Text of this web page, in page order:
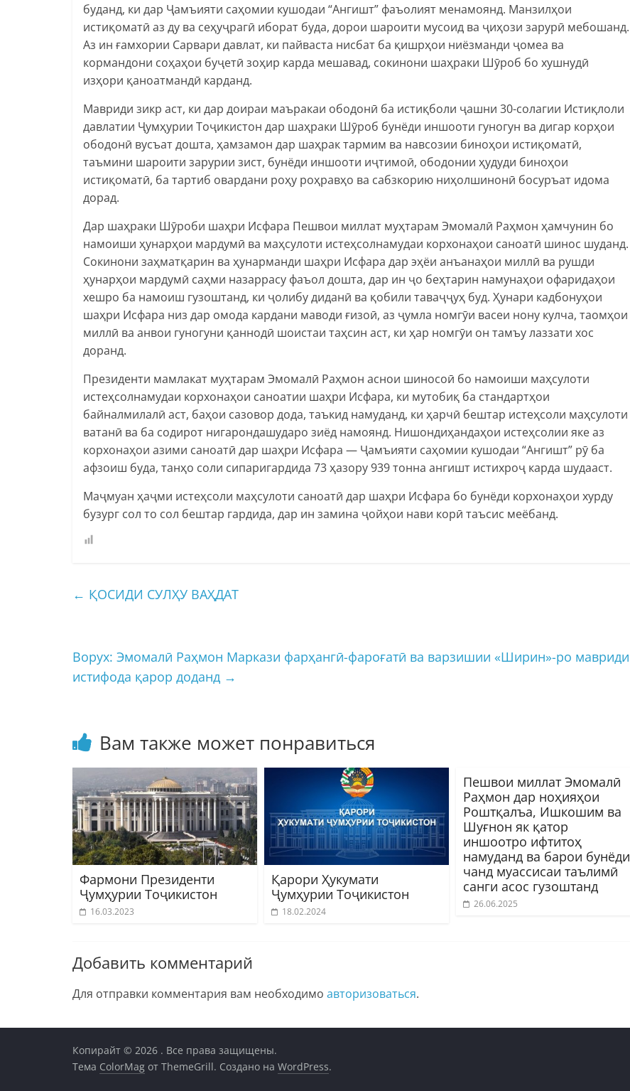
буданд, ки дар Ҷамъияти саҳомии кушодаи “Ангишт” фаъолият менамоянд. Манзилҳои
истиқоматӣ аз ду ва сеҳуҷрагӣ иборат буда, дорои шароити мусоид ва ҷиҳози зарурӣ мебошанд.
Аз ин ғамхории Сарвари давлат, ки пайваста нисбат ба қишрҳои ниёзманди ҷомеа ва
кормандони соҳаҳои буҷетӣ зоҳир карда мешавад, сокинони шаҳраки Шӯроб бо хушнудӣ
изҳори қаноатмандӣ карданд.
Мавриди зикр аст, ки дар доираи маъракаи ободонӣ ба истиқболи ҷашни 30-солагии Истиқлоли
давлатии Ҷумҳурии Тоҷикистон дар шаҳраки Шӯроб бунёди иншооти гуногун ва дигар корҳои
ободонӣ вусъат дошта, ҳамзамон дар шаҳрак тармим ва навсозии биноҳои истиқоматӣ,
таъмини шароити зарурии зист, бунёди иншооти иҷтимоӣ, ободонии ҳудуди биноҳои
истиқоматӣ, ба тартиб овардани роҳу роҳравҳо ва сабзкорию ниҳолшинонӣ босуръат идома
дорад.
Дар шаҳраки Шӯроби шаҳри Исфара Пешвои миллат муҳтарам Эмомалӣ Раҳмон ҳамчунин бо
намоиши ҳунарҳои мардумӣ ва маҳсулоти истеҳсолнамудаи корхонаҳои саноатӣ шинос шуданд.
Сокинони заҳматқарин ва ҳунарманди шаҳри Исфара дар эҳёи анъанаҳои миллӣ ва рушди
ҳунарҳои мардумӣ саҳми назаррасу фаъол дошта, дар ин ҷо беҳтарин намунаҳои офаридаҳои
хешро ба намоиш гузоштанд, ки ҷолибу диданӣ ва қобили таваҷҷуҳ буд. Ҳунари кадбонуҳои
шаҳри Исфара низ дар омода кардани маводи ғизоӣ, аз ҷумла номгӯи васеи нону кулча, таомҳои
миллӣ ва анвои гуногуни қаннодӣ шоистаи таҳсин аст, ки ҳар номгӯи он тамъу лаззати хос
доранд.
Президенти мамлакат муҳтарам Эмомалӣ Раҳмон аснои шиносоӣ бо намоиши маҳсулоти
истеҳсолнамудаи корхонаҳои саноатии шаҳри Исфара, ки мутобиқ ба стандартҳои
байналмилалӣ аст, баҳои сазовор дода, таъкид намуданд, ки ҳарчӣ бештар истеҳсоли маҳсулоти
ватанӣ ва ба содирот нигарондашударо зиёд намоянд. Нишондиҳандаҳои истеҳсолии яке аз
корхонаҳои азими саноатӣ дар шаҳри Исфара — Ҷамъияти саҳомии кушодаи “Ангишт” рӯ ба
афзоиш буда, танҳо соли сипаригардида 73 ҳазору 939 тонна ангишт истихроҷ карда шудааст.
Маҷмуан ҳаҷми истеҳсоли маҳсулоти саноатӣ дар шаҳри Исфара бо бунёди корхонаҳои хурду
бузург сол то сол бештар гардида, дар ин замина ҷойҳои нави корӣ таъсис меёбанд.
← ҚОСИДИ СУЛҲУ ВАҲДАТ
Ворух: Эмомалӣ Раҳмон Маркази фарҳангӣ-фароғатӣ ва варзишии «Ширин»-ро мавриди
истифода қарор доданд →
Вам также может понравиться
Фармони Президенти
Ҷумҳурии Тоҷикистон
16.03.2023
Қарори Ҳукумати
Ҷумҳурии Тоҷикистон
18.02.2024
Пешвои миллат Эмомалӣ
Раҳмон дар ноҳияҳои
Роштқалъа, Ишкошим ва
Шуғнон як қатор
иншоотро ифтитоҳ
намуданд ва барои бунёди
чанд муассисаи таълимӣ
санги асос гузоштанд
26.06.2025
Добавить комментарий
Для отправки комментария вам необходимо авторизоваться.
Копирайт © 2026 . Все права защищены.
Тема ColorMag от ThemeGrill. Создано на WordPress.